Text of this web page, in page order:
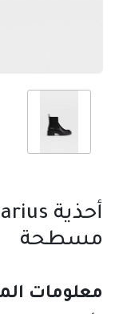
مسطحة
معلومات